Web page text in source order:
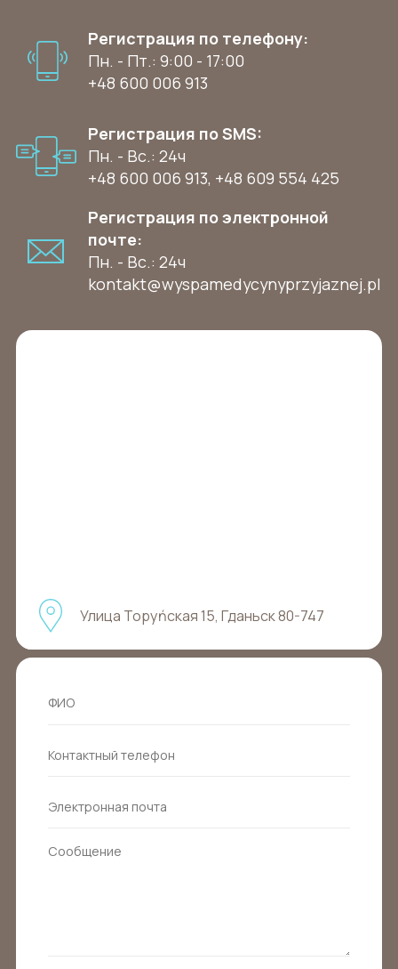
Регистрация по телефону:
Пн. - Пт.: 9:00 - 17:00
+48 600 006 913
Регистрация по SMS:
Пн. - Вс.: 24ч
+48 600 006 913, +48 609 554 425
Регистрация по электронной
почте:
Пн. - Вс.: 24ч
kontakt@wyspamedycynyprzyjaznej.pl
Улица Торуńская 15, Гданьск 80-747